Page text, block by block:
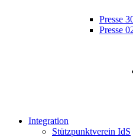
Presse
Presse
Integration
Stützpunktverein IdS